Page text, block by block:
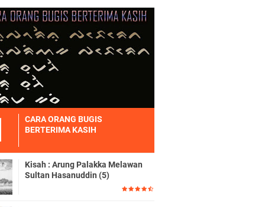
CARA ORANG BUGIS
BERTERIMA KASIH
Kisah : Arung Palakka Melawan
Sultan Hasanuddin (5)